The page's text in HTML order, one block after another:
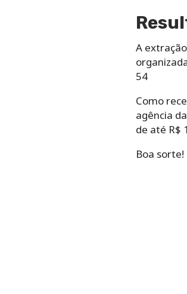
A
54
Como
agência
de até R$
Boa sorte!